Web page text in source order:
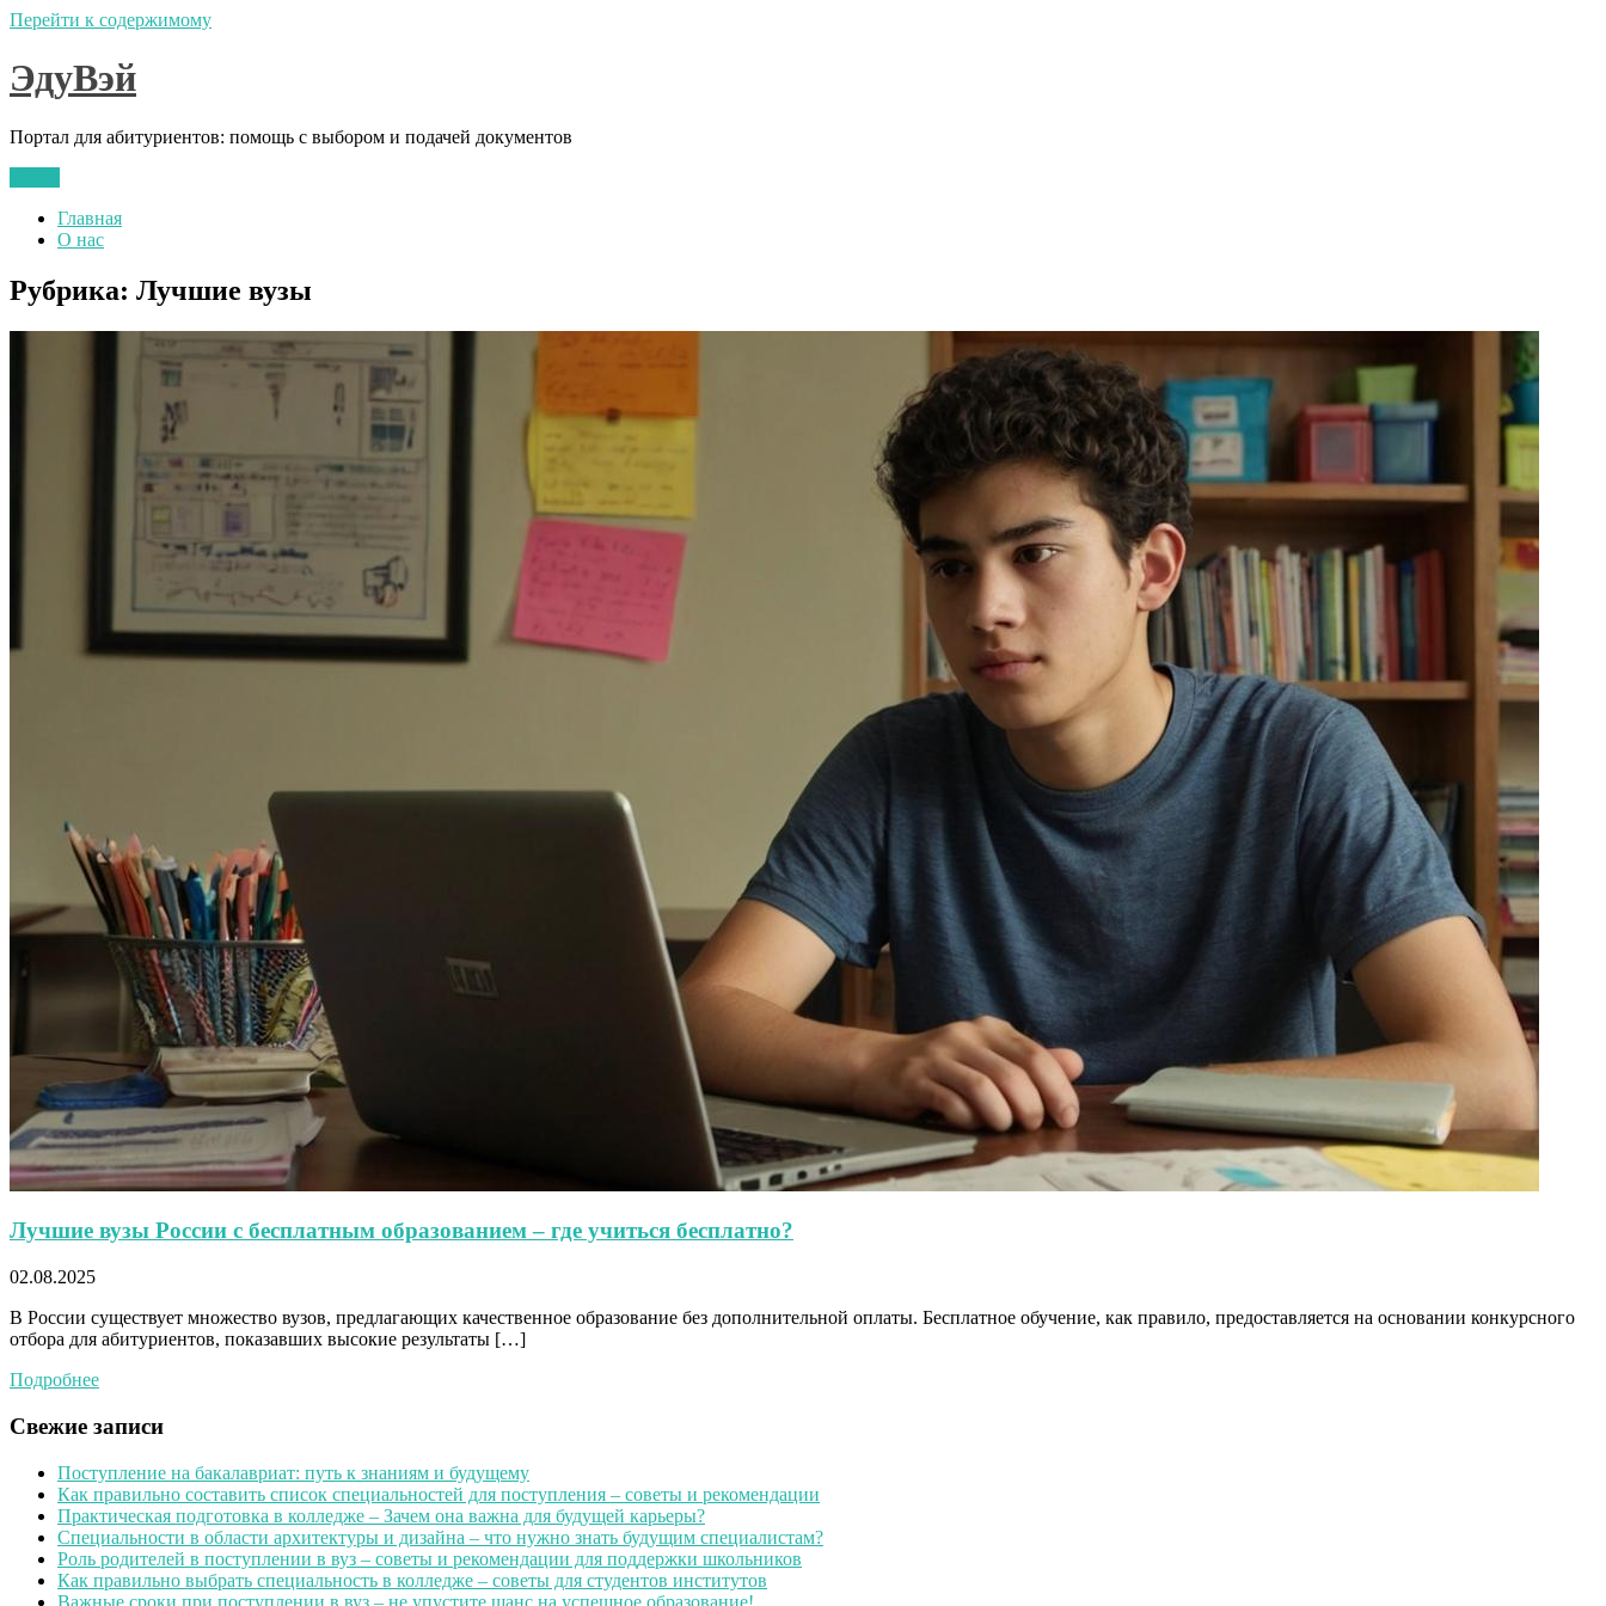
Перейти к содержимому
ЭдуВэй
Портал для абитуриентов: помощь с выбором и подачей документов
Главная
О нас
Рубрика: Лучшие вузы
Лучшие вузы России с бесплатным образованием – где учиться бесплатно?
02.08.2025
В России существует множество вузов, предлагающих качественное образование без дополнительной оплаты. Бесплатное обучение, как правило, предоставляется на основании конкурсного
отбора для абитуриентов, показавших высокие результаты […]
Подробнее
Свежие записи
Поступление на бакалавриат: путь к знаниям и будущему
Как правильно составить список специальностей для поступления – советы и рекомендации
Практическая подготовка в колледже – Зачем она важна для будущей карьеры?
Специальности в области архитектуры и дизайна – что нужно знать будущим специалистам?
Роль родителей в поступлении в вуз – советы и рекомендации для поддержки школьников
Как правильно выбрать специальность в колледже – советы для студентов институтов
Важные сроки при поступлении в вуз – не упустите шанс на успешное образование!